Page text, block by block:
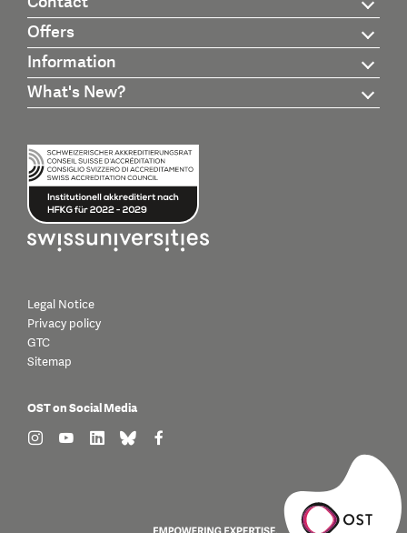
Offers
Information
What's New?
Legal Notice
Privacy policy
GTC
Sitemap
OST on Social Media
find us on: instagram
find us on: youtube
find us on: linkedin
find us on: bluesky
find us on: facebook